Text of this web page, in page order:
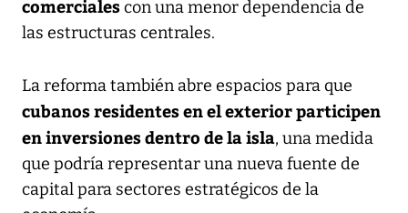
comercialescon una menor dependencia de
las estructuras centrales.
La reforma también abre espacios para que
cubanos residentes en el exterior participen
en inversiones dentro de la isla, una medida
que podría representar una nueva fuente de
capital para sectores estratégicos de la